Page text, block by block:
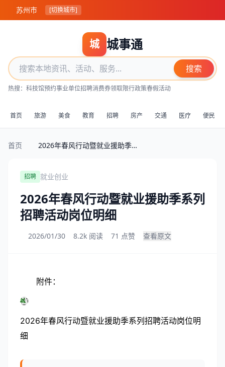
苏州市 [切换城市]
城 城事通
搜索
热搜： 科技馆预约事业单位招聘消费券领取限行政策春假活动
首页 旅游 美食 教育 招聘 房产 交通 医疗 便民
首页 2026年春风行动暨就业援助季系列招聘活动岗位明细
招聘 就业创业
2026年春风行动暨就业援助季系列
招聘活动岗位明细
2026/01/30 8.2k 阅读 71 点赞 查看原文
附件：
2026年春风行动暨就业援助季系列招聘活动岗位明
细